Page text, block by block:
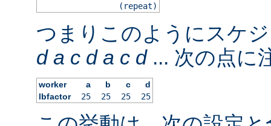
(repeat)
つまりこのようにスケ
d a c d a c d... 次の点に
worker a b c
d
lbfactor
25 25 25 25